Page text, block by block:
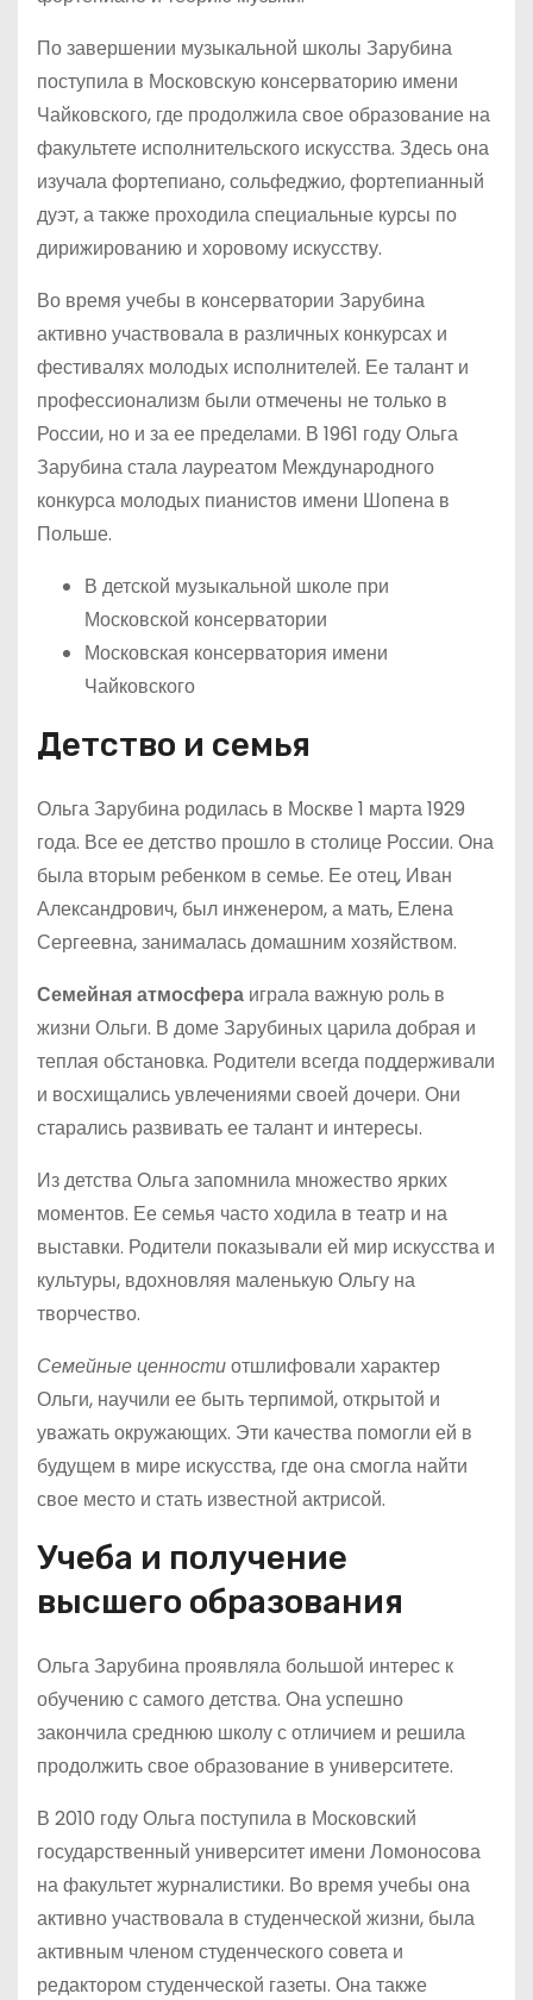
По завершении музыкальной школы Зарубина
поступила в Московскую консерваторию имени
Чайковского, где продолжила свое образование на
факультете исполнительского искусства. Здесь она
изучала фортепиано, сольфеджио, фортепианный
дуэт, а также проходила специальные курсы по
дирижированию и хоровому искусству.
Во время учебы в консерватории Зарубина
активно участвовала в различных конкурсах и
фестивалях молодых исполнителей. Ее талант и
профессионализм были отмечены не только в
России, но и за ее пределами. В 1961 году Ольга
Зарубина стала лауреатом Международного
конкурса молодых пианистов имени Шопена в
Польше.
В детской музыкальной школе при
Московской консерватории
Московская консерватория имени
Чайковского
Детство и семья
Ольга Зарубина родилась в Москве 1 марта 1929
года. Все ее детство прошло в столице России. Она
была вторым ребенком в семье. Ее отец, Иван
Александрович, был инженером, а мать, Елена
Сергеевна, занималась домашним хозяйством.
Семейная атмосфера играла важную роль в
жизни Ольги. В доме Зарубиных царила добрая и
теплая обстановка. Родители всегда поддерживали
и восхищались увлечениями своей дочери. Они
старались развивать ее талант и интересы.
Из детства Ольга запомнила множество ярких
моментов. Ее семья часто ходила в театр и на
выставки. Родители показывали ей мир искусства и
культуры, вдохновляя маленькую Ольгу на
творчество.
Семейные ценностиотшлифовали характер
Ольги, научили ее быть терпимой, открытой и
уважать окружающих. Эти качества помогли ей в
будущем в мире искусства, где она смогла найти
свое место и стать известной актрисой.
Учеба и получение
высшего образования
Ольга Зарубина проявляла большой интерес к
обучению с самого детства. Она успешно
закончила среднюю школу с отличием и решила
продолжить свое образование в университете.
В 2010 году Ольга поступила в Московский
государственный университет имени Ломоносова
на факультет журналистики. Во время учебы она
активно участвовала в студенческой жизни, была
активным членом студенческого совета и
редактором студенческой газеты. Она также